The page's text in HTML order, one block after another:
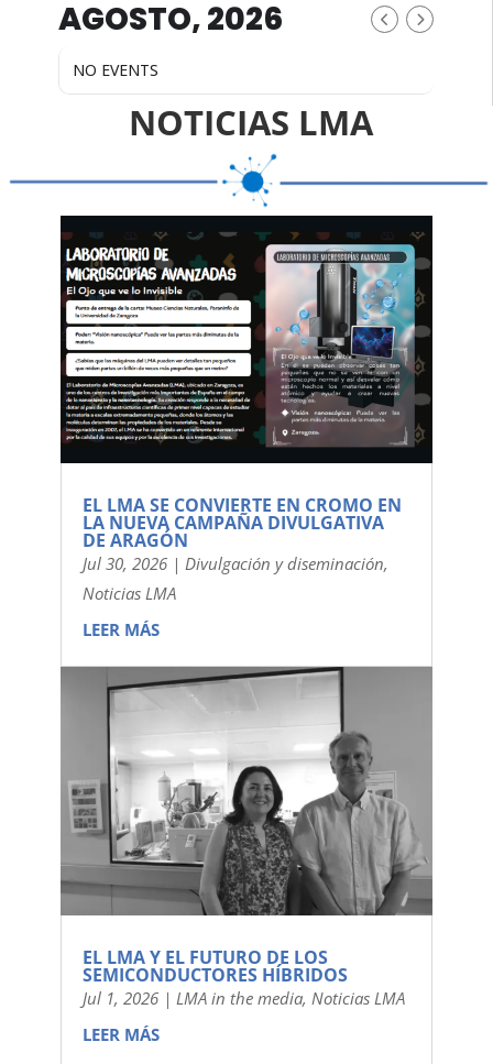
AGOSTO, 2026
NO EVENTS
NOTICIAS LMA
EL LMA SE CONVIERTE EN CROMO EN
LA NUEVA CAMPAÑA DIVULGATIVA
DE ARAGÓN
Jul 30, 2026 | Divulgación y diseminación,
Noticias LMA
LEER MÁS
EL LMA Y EL FUTURO DE LOS
SEMICONDUCTORES HÍBRIDOS
Jul 1, 2026 | LMA in the media, Noticias LMA
LEER MÁS